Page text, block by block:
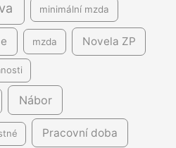
minimální mzda
mzda Novela ZP
Nábor
Pracovní doba